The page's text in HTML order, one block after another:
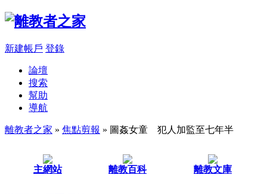
新建帳戶 登錄
論壇
搜索
幫助
導航
離教者之家 » 焦點剪報 » 圖姦女童 犯人加監至七年半
主網站 離教百科 離教文庫